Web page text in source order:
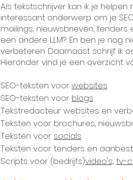
Als tekstschrijver kan ik je
interessant onderwerp om je
mailings, nieuwsbrieven,
een andere LLM? En ben je nog
verbeteren. Daarnaast schrijf ik
Hieronder vind je een overzicht
SEO-teksten voor websites
SEO-teksten voor blogs
Tekstredacteur websites en
Teksten voor brochures,
Teksten voor socials
Teksten voor tenders en
Scripts voor (bedrijfs)video's, tv-